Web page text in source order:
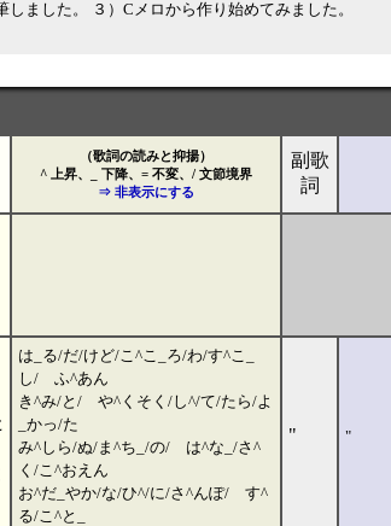
ました。 ３）Cメロから作り始めてみました。
（歌詞の読みと抑揚）
^ 上昇、_ 下降、= 不変、/ 文節境界
⇒ 非表示にする
副歌
詞
は_る/だ/けど/こ^こ_ろ/わ/す^こ_
し/ ふ^あん
き^み/と/ や^くそく/し^/て/たら/よ
_かっ/た
み^しら/ぬ/ま^ち_/の/ は^な_/さ^
く/こ^おえん
お^だ_やか/な/ひ^/に/さ^んぽ/ す^
る/こ^と_
" "